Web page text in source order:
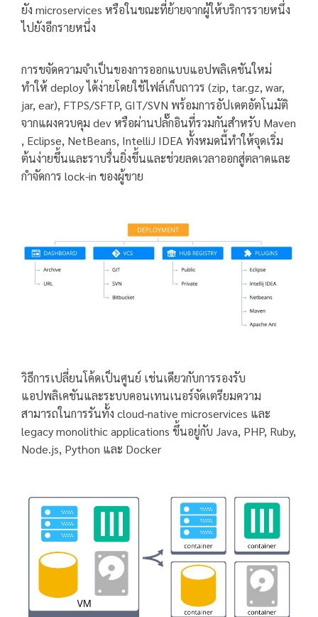
ยัง microservices หรือในขณะที่ย้ายจากผู้ให้บริการรายหนึ่ง
ไปยังอีกรายหนึ่ง
การขจัดความจำเป็นของการออกแบบแอปพลิเคชันใหม่
ทำให้ deploy ได้ง่ายโดยใช้ไฟล์เก็บถาวร (zip, tar.gz, war,
jar, ear), FTPS/SFTP, GIT/SVN พร้อมการอัปเดตอัตโนมัติ
จากแผงควบคุม dev หรือผ่านปลั๊กอินที่รวมกันสำหรับ Maven
, Eclipse, NetBeans, IntelliJ IDEA ทั้งหมดนี้ทำให้จุดเริ่ม
ต้นง่ายขึ้นและราบรื่นยิ่งขึ้นและช่วยลดเวลาออกสู่ตลาดและ
กำจัดการ lock-in ของผู้ขาย
วิธีการเปลี่ยนโค้ดเป็นศูนย์ เช่นเดียวกับการรองรับ
แอปพลิเคชันและระบบคอนเทนเนอร์จัดเตรียมความ
สามารถในการรันทั้ง cloud-native microservices และ
legacy monolithic applications ขึ้นอยู่กับ Java, PHP, Ruby,
Node.js, Python และ Docker